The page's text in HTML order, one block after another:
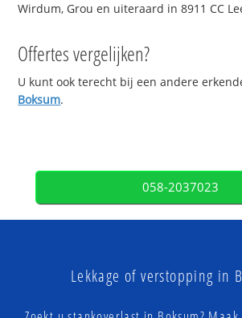
Wirdum, Grou en uiteraard in 8911 CC
Offertes vergelijken?
U kunt ook terecht bij een andere
Boksum.
058-2037023
Lekkage of verstopping in